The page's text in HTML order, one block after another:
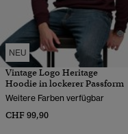
NEU
Vintage Logo Heritage
Hoodie in lockerer Passform
Weitere Farben verfügbar
CHF 99,90